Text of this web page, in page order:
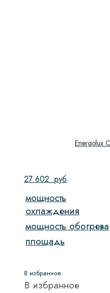
Energolux
27 602 руб
мощность
охлаждения
мощность обогрева
площадь
В избранное
В избранное